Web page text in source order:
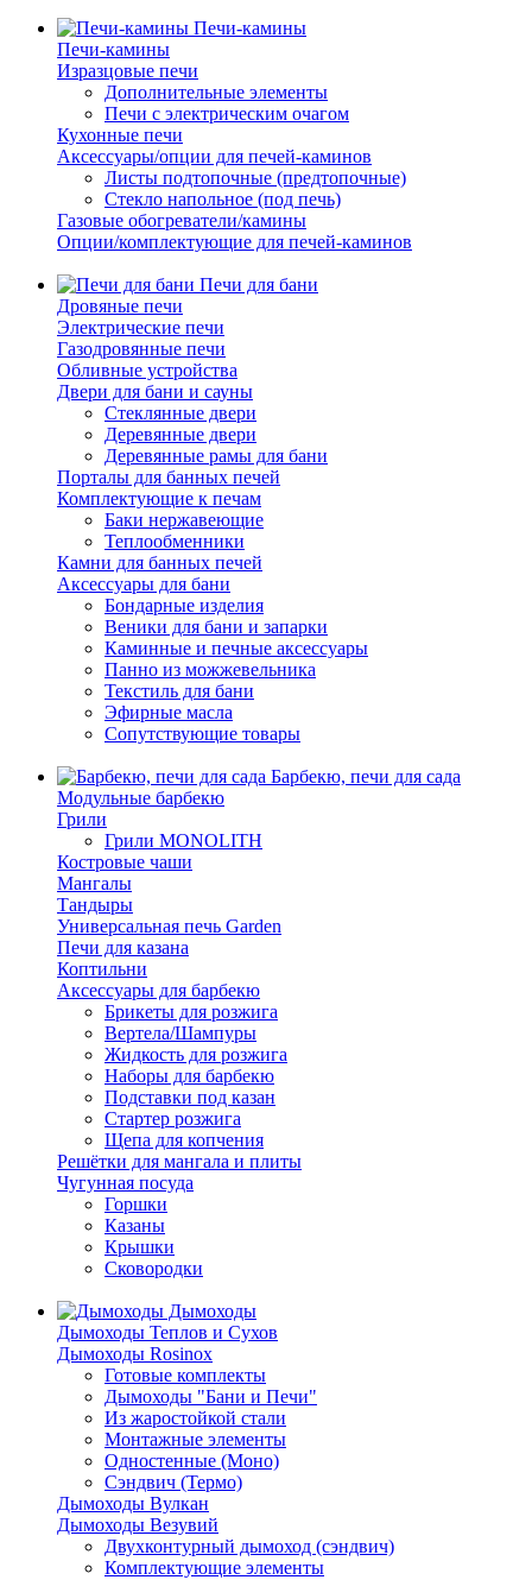
Печи-камины
Печи-камины
Изразцовые печи
Дополнительные элементы
Печи с электрическим очагом
Кухонные печи
Аксессуары/опции для печей-каминов
Листы подтопочные (предтопочные)
Стекло напольное (под печь)
Газовые обогреватели/камины
Опции/комплектующие для печей-каминов
Печи для бани
Дровяные печи
Электрические печи
Газодровянные печи
Обливные устройства
Двери для бани и сауны
Стеклянные двери
Деревянные двери
Деревянные рамы для бани
Порталы для банных печей
Комплектующие к печам
Баки нержавеющие
Теплообменники
Камни для банных печей
Аксессуары для бани
Бондарные изделия
Веники для бани и запарки
Каминные и печные аксессуары
Панно из можжевельника
Текстиль для бани
Эфирные масла
Сопутствующие товары
Барбекю, печи для сада
Модульные барбекю
Грили
Грили MONOLITH
Костровые чаши
Мангалы
Тандыры
Универсальная печь Garden
Печи для казана
Коптильни
Аксессуары для барбекю
Брикеты для розжига
Вертела/Шампуры
Жидкость для розжига
Наборы для барбекю
Подставки под казан
Стартер розжига
Щепа для копчения
Решётки для мангала и плиты
Чугунная посуда
Горшки
Казаны
Крышки
Сковородки
Дымоходы
Дымоходы Теплов и Сухов
Дымоходы Rosinox
Готовые комплекты
Дымоходы "Бани и Печи"
Из жаростойкой стали
Монтажные элементы
Одностенные (Моно)
Сэндвич (Термо)
Дымоходы Вулкан
Дымоходы Везувий
Двухконтурный дымоход (сэндвич)
Комплектующие элементы